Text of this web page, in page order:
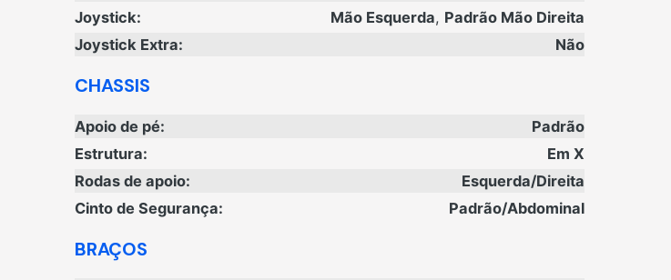
Joystick:
Mão Esquerda, Padrão Mão Direita
Joystick Extra:
Não
CHASSIS
Apoio de pé:
Padrão
Estrutura:
Em X
Rodas de apoio:
Esquerda/Direita
Cinto de Segurança:
Padrão/Abdominal
BRAÇOS